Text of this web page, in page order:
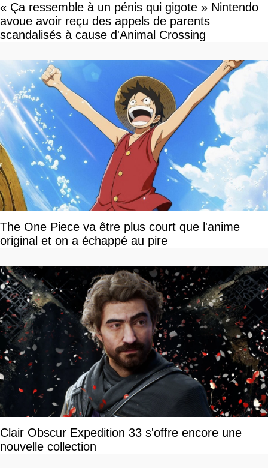
« Ça ressemble à un pénis qui gigote » Nintendo
avoue avoir reçu des appels de parents
scandalisés à cause d'Animal Crossing
The One Piece va être plus court que l'anime
original et on a échappé au pire
Clair Obscur Expedition 33 s'offre encore une
nouvelle collection